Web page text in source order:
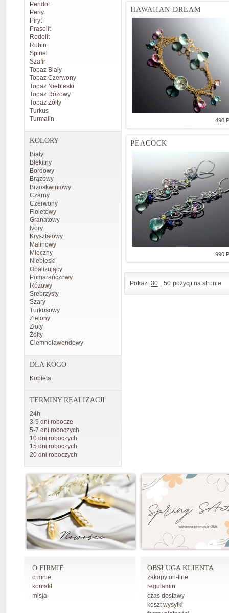
Peridot
Perły
Piryt
Prasolit
Rodolit
Rubin
Spinel
Szafir
Topaz Biały
Topaz Czerwony
Topaz Niebieski
Topaz Różowy
Topaz Żółty
Turkus
Turmalin
KOLORY
Biały
Błękitny
Bordowy
Brązowy
Brzoskwiniowy
Czarny
Czerwony
Fioletowy
Granatowy
Ivory
Kryształowy
Malinowy
Mleczny
Niebieski
Opalizujący
Pomarańczowy
Różowy
Srebrzysty
Szary
Turkusowy
Zielony
Złoty
Żółty
Ciemnolawendowy
DLA KOGO
Kobieta
TERMINY REALIZACJI
24h
3-5 dni robocze
5-7 dni roboczych
10 dni roboczych
15 dni roboczych
20 dni roboczych
HAWAIIAN DREAM
490
PEACOCK
990
Pokaż: 30 50 pozycji na stronie
O FIRMIE
o mnie
kontakt
misja
OBSŁUGA KLIENTA
zakupy on-line
regulamin
czas dostawy
koszt wysyłki